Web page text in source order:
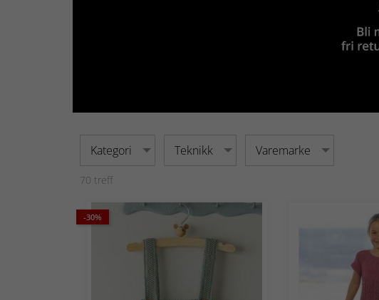
Kategori Teknikk Varemarke
70 treff
-30%